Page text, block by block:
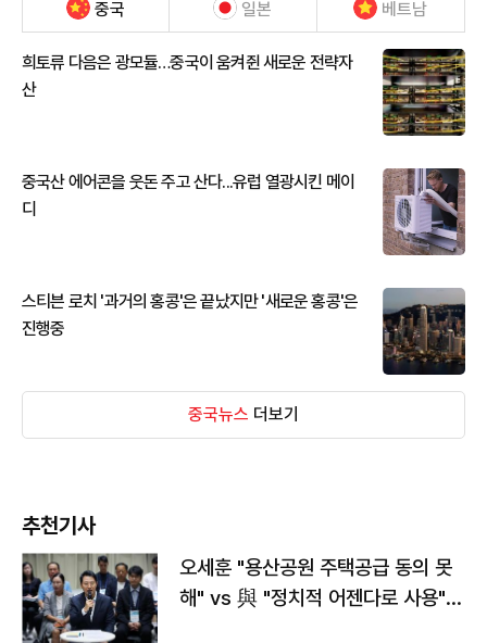
중국 일본 베트남
희토류 다음은 광모듈…중국이 움켜쥔 새로운 전략자
산
중국산 에어콘을 웃돈 주고 산다...유럽 열광시킨 메이
디
스티븐 로치 '과거의 홍콩'은 끝났지만 '새로운 홍콩'은
진행중
중국뉴스 더보기
추천기사
오세훈 "용산공원 주택공급 동의 못
해" vs 與 "정치적 어젠다로 사용"